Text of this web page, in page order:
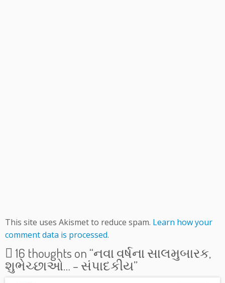
This site uses Akismet to reduce spam. Learn how your
comment data is processed.
16 thoughts on “નવા વર્ષના સાલમુબારક,
શુભેચ્છાઓ… – સંપાદકીય”